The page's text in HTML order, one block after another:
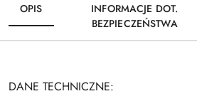
OPIS
INFORMACJE DOT.
BEZPIECZEŃSTWA
DANE TECHNICZNE: